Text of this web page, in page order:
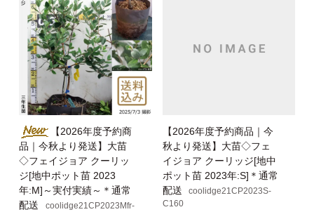
【2026年度予約商
品｜今秋より発送】大苗
◇フェイジョア クーリッ
ジ[地中ポット苗 2023
年:M]～実付実績～＊通常
配送
coolidge21CP2023Mfr-
【2026年度予約商品｜今
秋より発送】大苗◇フェ
イジョア クーリッジ[地中
ポット苗 2023年:S]＊通常
配送
coolidge21CP2023S-
C160